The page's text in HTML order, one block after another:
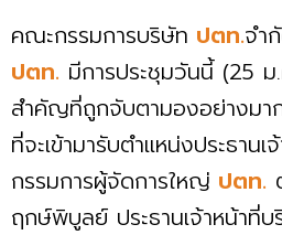
คณะกรรมการบริษัท ปตท.จำ
ปตท. มีการประชุมวันนี้ (25
สำคัญที่ถูกจับตามองอย่างมา
ที่จะเข้ามารับตำแหน่งประธานเ
กรรมการผู้จัดการใหญ่ ปตท.
ฤกษ์พิบูลย์ ประธานเจ้าหน้าที่บ